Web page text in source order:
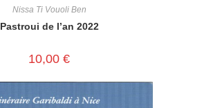
Nissa Ti Vouoli Ben
Pastroui de l’an 2022
10,00 €